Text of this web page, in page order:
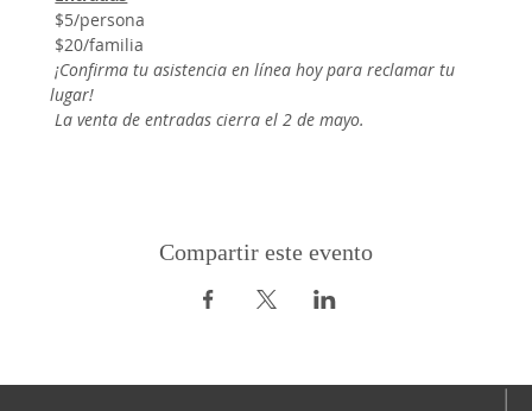
$5/persona
$20/familia
¡Confirma tu asistencia en línea hoy para reclamar tu
lugar!
La venta de entradas cierra el 2 de mayo.
Compartir este evento